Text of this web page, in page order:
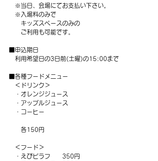
※当日、会場にてお支払い下さい。
※入場料のみで
キッズスペースのみの
ご利用も可能です。
■申込期日
利用希望日の3日前(土曜)の15:00まで
■各種フードメニュー
＜ドリンク＞
・オレンジジュース
・アップルジュース
・コーヒー
各150円
＜フード＞
・えぴピラフ　　350円